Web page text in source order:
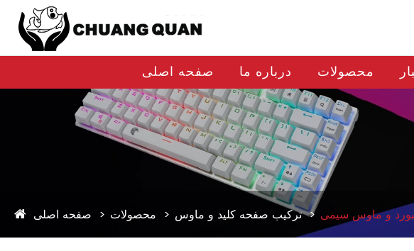
صفحه اصلی درباره ما محصولات
صفحه اصلی محصولات ترکیب صفحه کلید و ماوس و ماوس سیمی